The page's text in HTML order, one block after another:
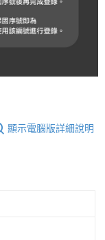
顯示電腦版詳細說明